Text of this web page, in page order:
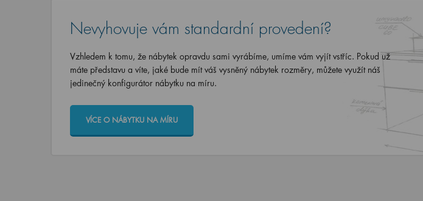
Nevyhovuje vám standardní provedení?
Vzhledem k tomu, že nábytek opravdu sami vyrábíme, umíme vám vyjít vstříc. Pokud už
máte představu a víte, jaké bude mít váš vysněný nábytek rozměry, můžete využít náš
jedinečný konfigurátor nábytku na míru.
VÍCE O NÁBYTKU NA MÍRU